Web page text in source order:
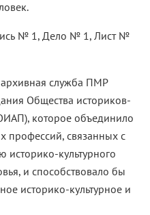
№ 1, Дело № 1, Лист №
архивная служба ПМР
Общества историков-
которое объединило
профессий, связанных с
историко-культурного
и способствовало бы
историко-культурное и